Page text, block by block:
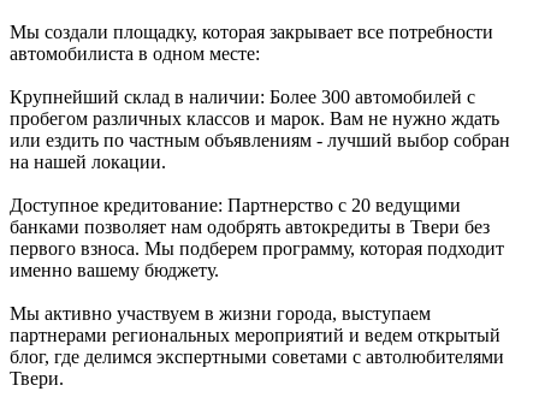
Мы создали площадку, которая закрывает все потребности
автомобилиста в одном месте:
Крупнейший склад в наличии: Более 300 автомобилей с
пробегом различных классов и марок. Вам не нужно ждать
или ездить по частным объявлениям - лучший выбор собран
на нашей локации.
Доступное кредитование: Партнерство с 20 ведущими
банками позволяет нам одобрять автокредиты в Твери без
первого взноса. Мы подберем программу, которая подходит
именно вашему бюджету.
Мы активно участвуем в жизни города, выступаем
партнерами региональных мероприятий и ведем открытый
блог, где делимся экспертными советами с автолюбителями
Твери.